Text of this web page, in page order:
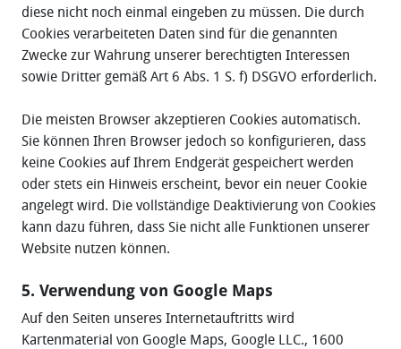
diese nicht noch einmal eingeben zu müssen. Die durch
Cookies verarbeiteten Daten sind für die genannten
Zwecke zur Wahrung unserer berechtigten Interessen
sowie Dritter gemäß Art 6 Abs. 1 S. f) DSGVO erforderlich.
Die meisten Browser akzeptieren Cookies automatisch.
Sie können Ihren Browser jedoch so konfigurieren, dass
keine Cookies auf Ihrem Endgerät gespeichert werden
oder stets ein Hinweis erscheint, bevor ein neuer Cookie
angelegt wird. Die vollständige Deaktivierung von Cookies
kann dazu führen, dass Sie nicht alle Funktionen unserer
Website nutzen können.
5. Verwendung von Google Maps
Auf den Seiten unseres Internetauftritts wird
Kartenmaterial von Google Maps, Google LLC., 1600